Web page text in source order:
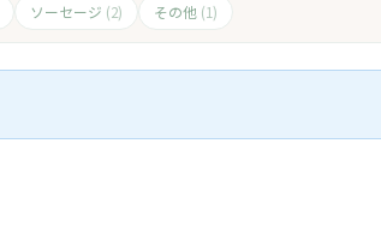
ソーセージ (2) その他 (1)